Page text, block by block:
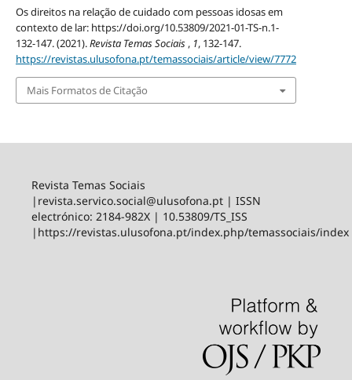
Os direitos na relação de cuidado com pessoas idosas em
contexto de lar: https://doi.org/10.53809/2021-01-TS-n.1-
132-147. (2021).Revista Temas Sociais , 1, 132-147.
https://revistas.ulusofona.pt/temassociais/article/view/7772
Mais Formatos de Citação
Revista Temas Sociais
|revista.servico.social@ulusofona.pt | ISSN
electrónico: 2184-982X | 10.53809/TS_ISS
|https://revistas.ulusofona.pt/index.php/temassociais/index